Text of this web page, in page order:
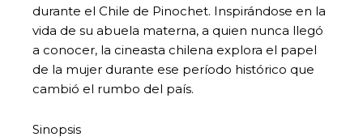
durante el Chile de Pinochet. Inspirándose en la
vida de su abuela materna, a quien nunca llegó
a conocer, la cineasta chilena explora el papel
de la mujer durante ese período histórico que
cambió el rumbo del país.
Sinopsis